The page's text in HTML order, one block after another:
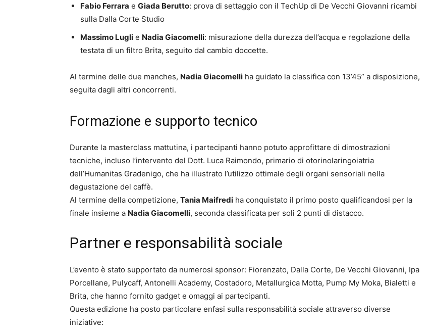
Fabio Ferrara e Giada Berutto: prova di settaggio con il TechUp di De Vecchi Giovanni ricambi
sulla Dalla Corte Studio
Massimo Lugli e Nadia Giacomelli: misurazione della durezza dell’acqua e regolazione della
testata di un filtro Brita, seguito dal cambio doccette.
Al termine delle due manches, Nadia Giacomelli ha guidato la classifica con 13’45” a disposizione,
seguita dagli altri concorrenti.
Formazione e supporto tecnico
Durante la masterclass mattutina, i partecipanti hanno potuto approfittare di dimostrazioni
tecniche, incluso l’intervento del Dott. Luca Raimondo, primario di otorinolaringoiatria
dell’Humanitas Gradenigo, che ha illustrato l’utilizzo ottimale degli organi sensoriali nella
degustazione del caffè.
Al termine della competizione, Tania Maifredi ha conquistato il primo posto qualificandosi per la
finale insieme a Nadia Giacomelli, seconda classificata per soli 2 punti di distacco.
Partner e responsabilità sociale
L’evento è stato supportato da numerosi sponsor: Fiorenzato, Dalla Corte, De Vecchi Giovanni, Ipa
Porcellane, Pulycaff, Antonelli Academy, Costadoro, Metallurgica Motta, Pump My Moka, Bialetti e
Brita, che hanno fornito gadget e omaggi ai partecipanti.
Questa edizione ha posto particolare enfasi sulla responsabilità sociale attraverso diverse
iniziative: